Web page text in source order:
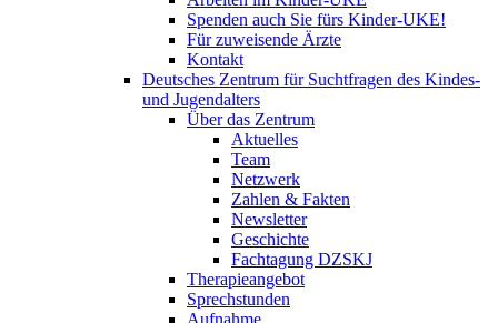
Spenden auch Sie fürs Kinder-UKE!
Für zuweisende Ärzte
Kontakt
Deutsches Zentrum für Suchtfragen des Kindes-
und Jugendalters
Über das Zentrum
Aktuelles
Team
Netzwerk
Zahlen & Fakten
Newsletter
Geschichte
Fachtagung DZSKJ
Therapieangebot
Sprechstunden
Aufnahme